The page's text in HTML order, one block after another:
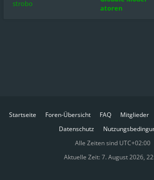
strobo
atoren
Startseite Foren-Übersicht FAQ Mitglieder
Datenschutz
Alle Zeiten sind UTC+02:00
Aktuelle Zeit: 7. August 2026,